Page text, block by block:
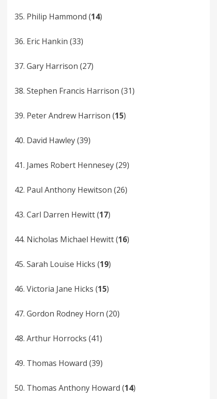
35. Philip­ Hammond (14)
36. Eric­ Hankin (33)
37. Gary Harrison­ (27)
38. Stephen Francis­ Harrison (31)
39. Peter Andrew Harrison (15)
40. David Hawley (39)
41. James Robert Hennesey (29)
42. Paul Anthony Hewitson (26)
43. Carl Darren Hewitt (17)
44. Nicholas Michael Hewitt (16)
45. Sarah Louise Hicks (19)
46. Victoria Jane Hicks (15)
47. Gordon Rodney Horn (20)
48. Arthur Horrocks (41)
49. Thomas­ Howard (39)
50. Thomas Anthony­ Howard (14)